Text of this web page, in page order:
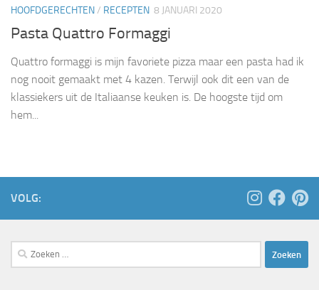
HOOFDGERECHTEN/ RECEPTEN 8 JANUARI 2020
Pasta Quattro Formaggi
Quattro formaggi is mijn favoriete pizza maar een pasta had ik
nog nooit gemaakt met 4 kazen. Terwijl ook dit een van de
klassiekers uit de Italiaanse keuken is. De hoogste tijd om
hem...
VOLG:
Zoeken
naar: